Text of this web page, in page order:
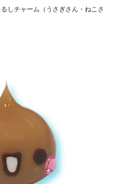
しチャーム（うさぎさん・ねこさ